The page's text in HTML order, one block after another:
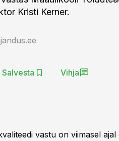
Kristi Kerner.
Salvesta Vihja
vastu on viimasel